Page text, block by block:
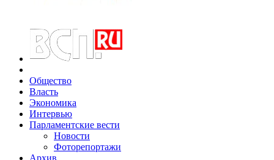
Общество
Власть
Экономика
Интервью
Парламентские вести
Новости
Фоторепортажи
Архив